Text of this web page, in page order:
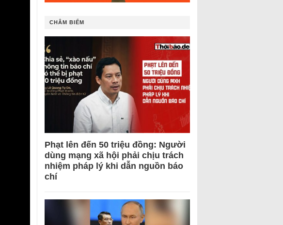
CHÂM BIẾM
Phạt lên đến 50 triệu đồng: Người
dùng mạng xã hội phải chịu trách
nhiệm pháp lý khi dẫn nguồn báo
chí